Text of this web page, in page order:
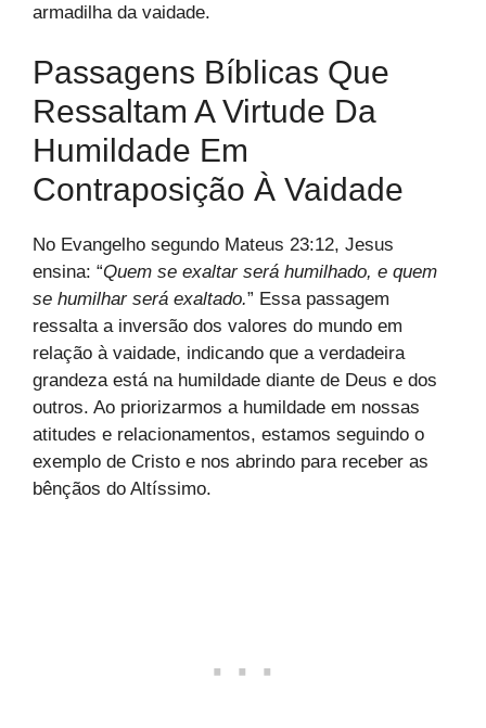
armadilha da vaidade.
Passagens Bíblicas Que
Ressaltam A Virtude Da
Humildade Em
Contraposição À Vaidade
No Evangelho segundo Mateus 23:12, Jesus
ensina: “Quem se exaltar será humilhado, e quem
se humilhar será exaltado.” Essa passagem
ressalta a inversão dos valores do mundo em
relação à vaidade, indicando que a verdadeira
grandeza está na humildade diante de Deus e dos
outros. Ao priorizarmos a humildade em nossas
atitudes e relacionamentos, estamos seguindo o
exemplo de Cristo e nos abrindo para receber as
bênçãos do Altíssimo.